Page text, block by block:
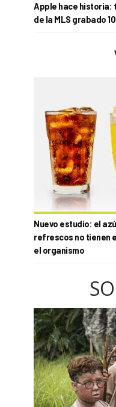
Apple hace historia:
de la MLS grabado
Nuevo estudio: el
refrescos no tienen
el organismo